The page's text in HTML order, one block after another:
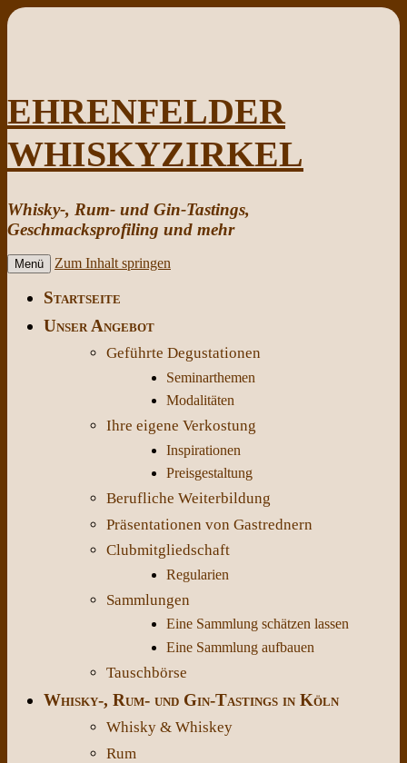
EHRENFELDER
WHISKYZIRKEL
Whisky-, Rum- und Gin-Tastings,
Geschmacksprofiling und mehr
Menü Zum Inhalt springen
Startseite
Unser Angebot
Geführte Degustationen
Seminarthemen
Modalitäten
Ihre eigene Verkostung
Inspirationen
Preisgestaltung
Berufliche Weiterbildung
Präsentationen von Gastrednern
Clubmitgliedschaft
Regularien
Sammlungen
Eine Sammlung schätzen lassen
Eine Sammlung aufbauen
Tauschbörse
Whisky-, Rum- und Gin-Tastings in Köln
Whisky & Whiskey
Rum